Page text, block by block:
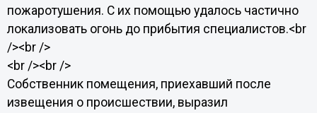
пожаротушения. С их помощью удалось частично
локализовать огонь до прибытия специалистов.<br
/><br />
<br /><br />
Собственник помещения, приехавший после
извещения о происшествии, выразил